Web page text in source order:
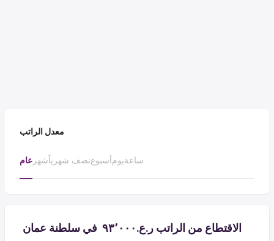
معدل الراتب
عام شهرنصف شهرياًأسبوعيومساعة
الاقتطاع من الراتب ر.ع.‏٩٣٬٠٠٠ ‏ في سلطنة عمان